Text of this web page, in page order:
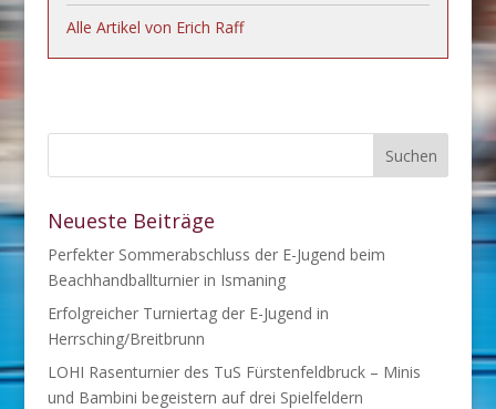
Alle Artikel von Erich Raff
Neueste Beiträge
Perfekter Sommerabschluss der E-Jugend beim
Beachhandballturnier in Ismaning
Erfolgreicher Turniertag der E-Jugend in
Herrsching/Breitbrunn
LOHI Rasenturnier des TuS Fürstenfeldbruck – Minis
und Bambini begeistern auf drei Spielfeldern